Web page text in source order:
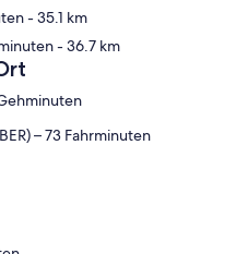
- 35.1 km
- 36.7 km
– 73 Fahrminuten